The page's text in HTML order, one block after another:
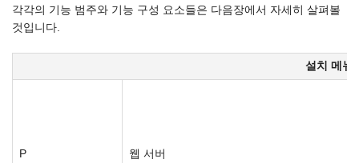
각각의 기능 범주와 기능 구성 요소들은 다음장에서 자세히 살펴볼
것입니다.
설치 메뉴
P 웹 서버